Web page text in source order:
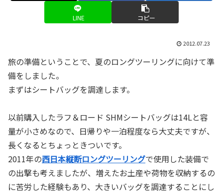
LINE コピー
2012.07.23
旅の準備ということで、夏のロングツーリングに向けて準
備をしました。
まずはシートバッグを調達します。
以前購入したラフ＆ロード SHMシートバッグは14Lと容
量が小さめなので、日帰りや一泊程度なら大丈夫ですが、
長くなるとちょっときついです。
2011年の西日本縦断ロングツーリングで使用した装備で
の出撃も考えましたが、増えたお土産や荷物を収納するの
に苦労した経験もあり、大きいバッグを調達することにし